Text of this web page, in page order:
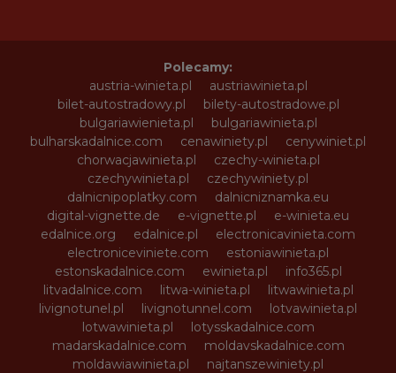
Polecamy:
austria-winieta.pl
austriawinieta.pl
bilet-autostradowy.pl
bilety-autostradowe.pl
bulgariawienieta.pl
bulgariawinieta.pl
bulharskadalnice.com
cenawiniety.pl
cenywiniet.pl
chorwacjawinieta.pl
czechy-winieta.pl
czechywinieta.pl
czechywiniety.pl
dalnicnipoplatky.com
dalnicniznamka.eu
digital-vignette.de
e-vignette.pl
e-winieta.eu
edalnice.org
edalnice.pl
electronicavinieta.com
electroniceviniete.com
estoniawinieta.pl
estonskadalnice.com
ewinieta.pl
info365.pl
litvadalnice.com
litwa-winieta.pl
litwawinieta.pl
livignotunel.pl
livignotunnel.com
lotvawinieta.pl
lotwawinieta.pl
lotysskadalnice.com
madarskadalnice.com
moldavskadalnice.com
moldawiawinieta.pl
najtanszewiniety.pl